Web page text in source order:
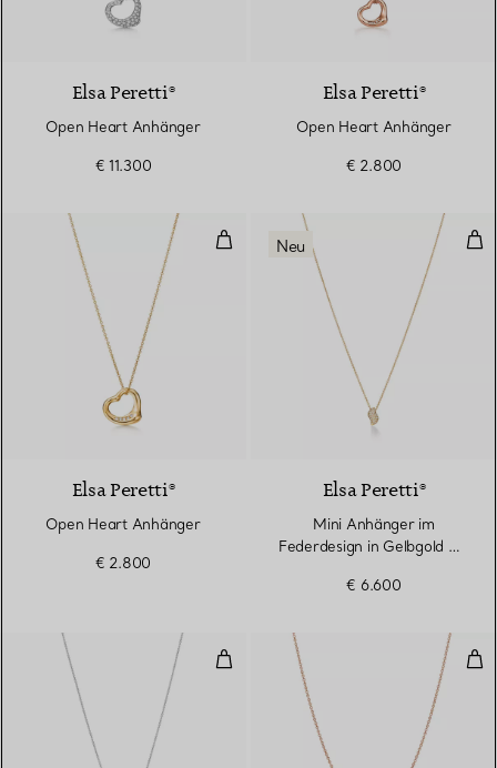
Elsa Peretti®
Open Heart Anhänger
€ 11.300
Elsa Peretti®
Open Heart Anhänger
€ 2.800
Open Heart Anhänger
3 Materialien
Elsa Peretti®
Open Heart Anhänger
€ 2.800
Neu
Elsa Peretti®
Mini Anhänger im
Federdesign in Gelbgold mit
€ 6.600
Mini Anhänger im Federdesign,